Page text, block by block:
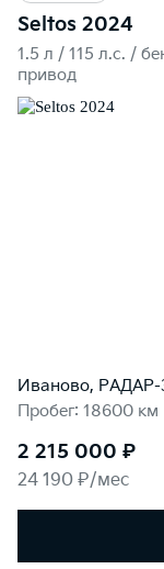
Seltos 2024
1.5 л / 115 л.c. /
привод
Иваново,
Пробег: 18600 км
2 215 000 ₽
24 190 ₽/мес